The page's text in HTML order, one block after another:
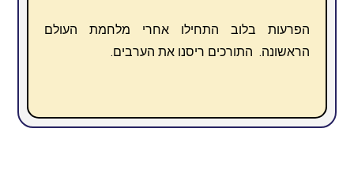
הפרעות בלוב התחילו אחרי מלחמת העולם
הראשונה. התורכים ריסנו את הערבים.